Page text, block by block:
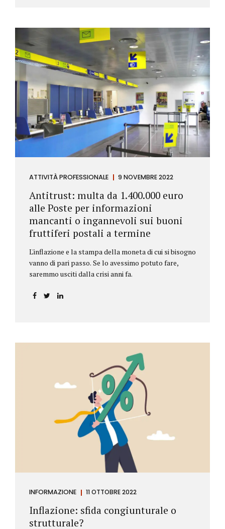
ATTIVITÀ PROFESSIONALE 9 NOVEMBRE 2022
Antitrust: multa da 1.400.000 euro
alle Poste per informazioni
mancanti o ingannevoli sui buoni
fruttiferi postali a termine
L'inflazione e la stampa della moneta di cui si bisogno
vanno di pari passo. Se lo avessimo potuto fare,
saremmo usciti dalla crisi anni fa.
INFORMAZIONE 11 OTTOBRE 2022
Inflazione: sfida congiunturale o
strutturale?